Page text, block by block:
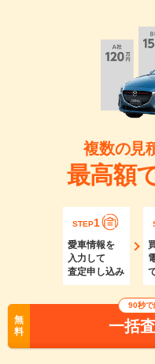
複数の見
最高額
STEP1
愛車情報を
入力して
査定申し込み
無
料
90秒で
一括